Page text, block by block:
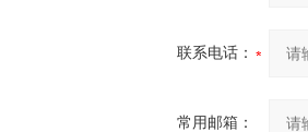
联系电话：
常用邮箱：